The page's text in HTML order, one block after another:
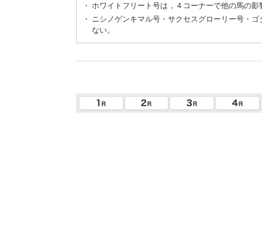
・ ホワイトフリート号は，４コーナーで他の馬の
・
ニシノゲンキマル号・サクセスグローリー号・
ない。